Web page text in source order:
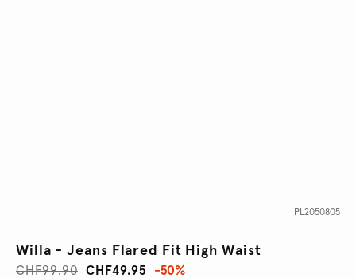
PL2050805
Willa - Jeans Flared Fit High Waist
CHF49.95
CHF99.90 -50%